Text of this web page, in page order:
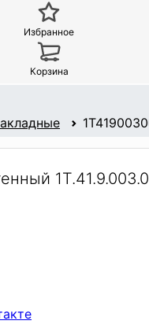
Избранное
Корзина